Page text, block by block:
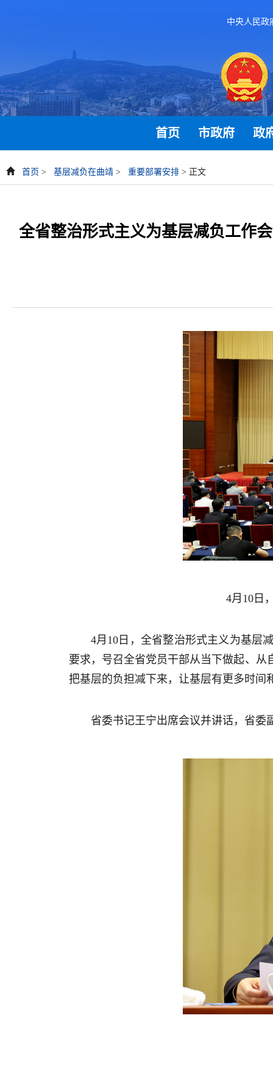
中央人民政
首页 市政府 政
首页 > 基层减负在曲靖 > 重要部署安排 > 正文
全省整治形式主义为基层减负工作
4月10日
4月10日，全省整治形式主义为基层
要求，号召全省党员干部从当下做起、
把基层的负担减下来，让基层有更多时
省委书记王宁出席会议并讲话，省委